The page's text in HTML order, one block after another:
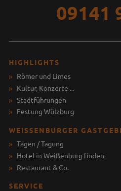
09141
HIGHLIGHTS
Römer und Limes
Kultur, Konzerte ...
Stadtführungen
Festung Wülzburg
WEISSENBURGER
Tagen / Tagung
Hotel in Weißenburg finden
Restaurant & Co.
SERVICE